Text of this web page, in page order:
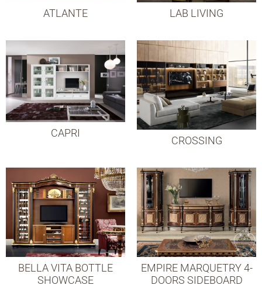
ATLANTE LAB LIVING
CAPRI
СROSSING
BELLA VITA BOTTLE
SHOWCASE
EMPIRE MARQUETRY 4-
DOORS SIDEBOARD